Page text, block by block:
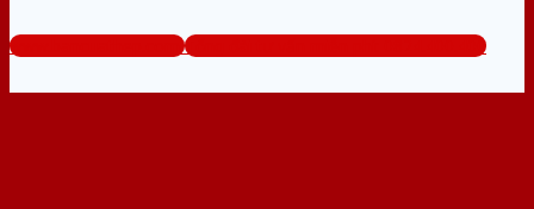
www.bancuathep.com Tổng đài tư vấn miễn phí: 0824.400.400